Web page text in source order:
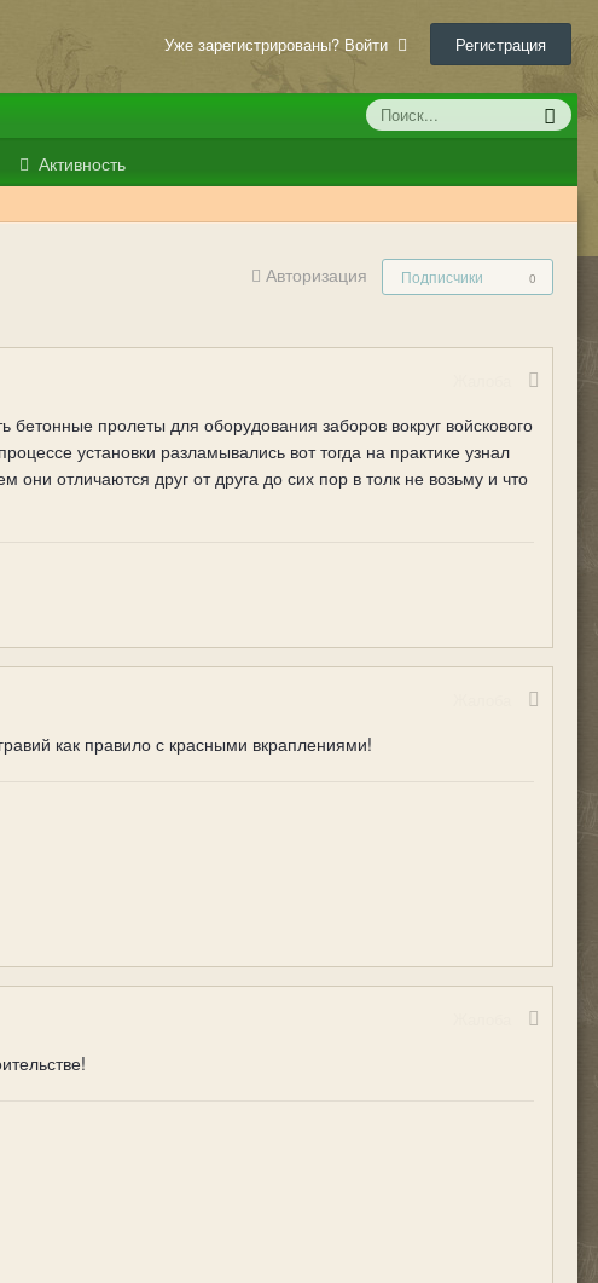
Уже зарегистрированы? Войти Регистрация
Активность
Авторизация Подписчики 0
пролеты для оборудования заборов вокруг войскового
установки разламывались вот тогда на практике узнал
отличаются друг от друга до сих пор в толк не возьму и что
как правило с красными вкраплениями!